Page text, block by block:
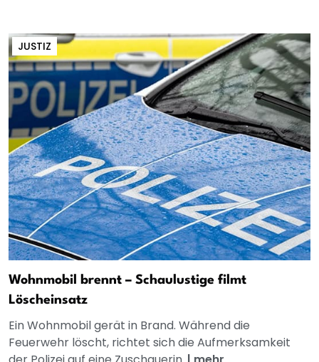
JUSTIZ
Wohnmobil brennt – Schaulustige filmt
Löscheinsatz
Ein Wohnmobil gerät in Brand. Während die
Feuerwehr löscht, richtet sich die Aufmerksamkeit